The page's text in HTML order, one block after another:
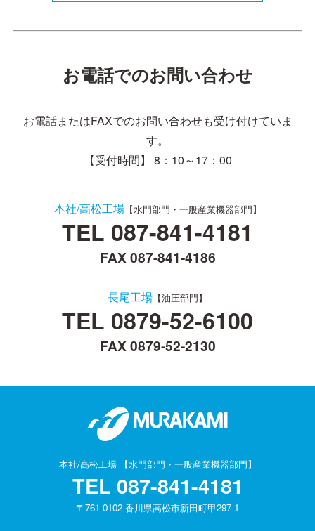
お電話でのお問い合わせ
お電話またはFAXでのお問い合わせも受け付けていま
す。
【受付時間】 8：10～17：00
本社/高松工場【水門部門・一般産業機器部門】
TEL 087-841-4181
FAX 087-841-4186
長尾工場 【油圧部門】
TEL 0879-52-6100
FAX 0879-52-2130
本社/高松工場 【水門部門・一般産業機器部門】
TEL 087-841-4181
〒761-0102 香川県高松市新田町甲297-1